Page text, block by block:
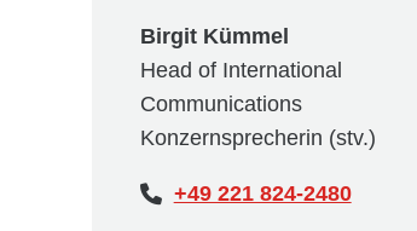
Birgit Kümmel
Head of International
Communications
Konzernsprecherin (stv.)
+49 221 824-2480